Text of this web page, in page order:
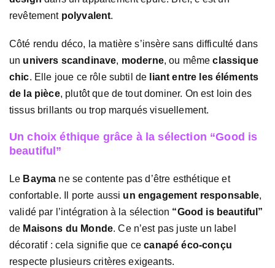
revêtement polyvalent.
Côté rendu déco, la matière s’insère sans difficulté dans
un univers scandinave, moderne, ou mêmeclassique
chic. Elle joue ce rôle subtil de liant entre les éléments
de la pièce, plutôt que de tout dominer. On est loin des
tissus brillants ou trop marqués visuellement.
Un choix éthique grâce à la sélection “Good is
beautiful”
Le Bayma ne se contente pas d’être esthétique et
confortable. Il porte aussi un engagement responsable,
validé par l’intégration à la sélection “Good is beautiful”
de Maisons du Monde. Ce n’est pas juste un label
décoratif : cela signifie que cecanapé éco-conçu
respecte plusieurs critères exigeants.